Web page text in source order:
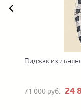
Пиджак из
71 000 руб. 24